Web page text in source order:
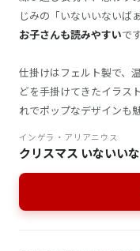
じみの「いないいないば
お子さんも読みやすいで
仕掛けはフェルト製で、
どを手掛けてきたイラス
れでポップなデザインも魅
インゲラ・アリアニウス
クリスマス いないい